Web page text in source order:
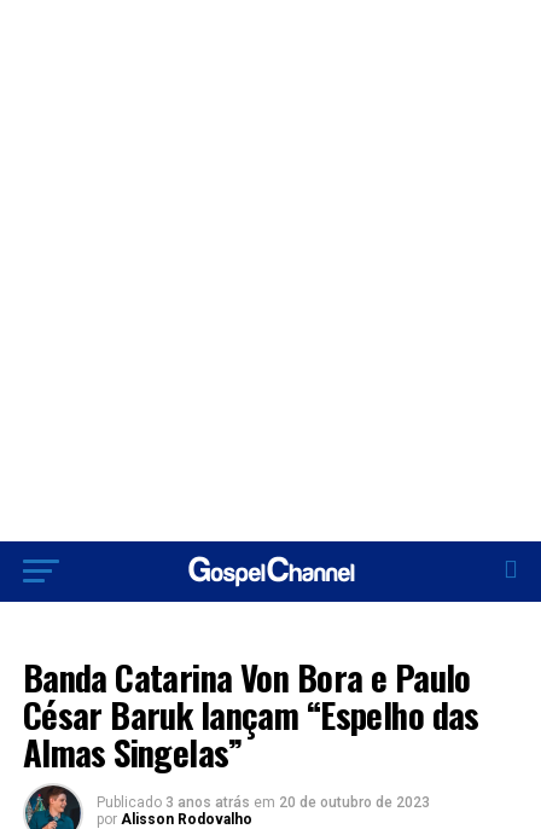
Banda Catarina Von Bora e Paulo
César Baruk lançam “Espelho das
Almas Singelas”
Publicado 3 anos atrás em 20 de outubro de 2023
por Alisson Rodovalho